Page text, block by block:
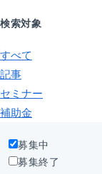
検索対象
すべて
記事
セミナー
補助金
募集中
募集終了